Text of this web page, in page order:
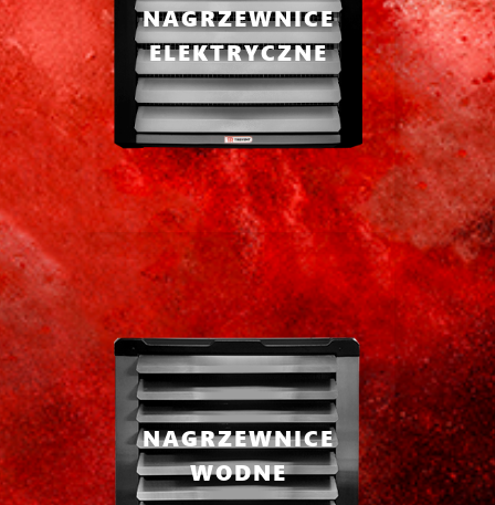
NAGRZEWNICE
ELEKTRYCZNE
NAGRZEWNICE
WODNE